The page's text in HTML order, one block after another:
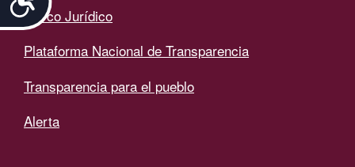
Marco Jurídico
Plataforma Nacional de Transparencia
Transparencia para el pueblo
Alerta